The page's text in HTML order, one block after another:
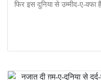
फिर इस दुनिया से उम्मीद-ए-वफा